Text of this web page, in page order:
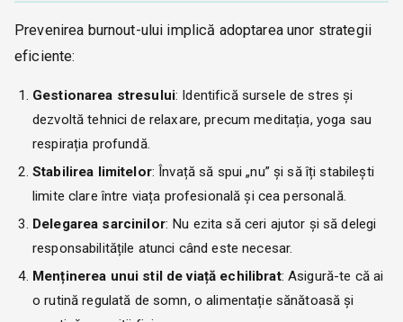
Prevenirea burnout-ului implică adoptarea unor strategii
eficiente:
Gestionarea stresului: Identifică sursele de stres și
dezvoltă tehnici de relaxare, precum meditația, yoga sau
respirația profundă.
Stabilirea limitelor: Învață să spui „nu” și să îți stabilești
limite clare între viața profesională și cea personală.
Delegarea sarcinilor: Nu ezita să ceri ajutor și să delegi
responsabilitățile atunci când este necesar.
Menținerea unui stil de viață echilibrat: Asigură-te că ai
o rutină regulată de somn, o alimentație sănătoasă și